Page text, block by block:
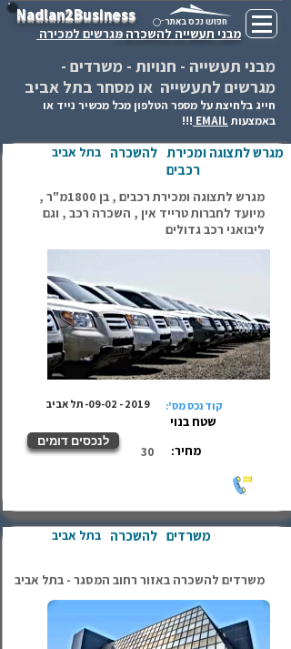
Nadlan2Business חפוש נכס באתר
מבני תעשייה להשכרה -מגרשים למכירה
מבני תעשייה - חנויות - משרדים -
מגרשים לתעשייה או מסחר בתל אביב
חייג בלחיצת על מספר הטלפון מכל מכשיר נייד או
באמצעות EMAIL
!!!
בתל אביב
מגרש לתצוגה ומכירת
רכבים
להשכרה
מגרש לתצוגה ומכירת רכבים , בן 1800מ"ר ,
מיועד לחברות טרייד אין , השכרה רכב , וגם
ליבואני רכב גדולים
קוד נכס מס':
לנכסים דומים
2019 - 09-02 - תל אביב
שטח בנוי
מחיר:
30
בתל אביב משרדים להשכרה
משרדים להשכרה באזור רחוב המסגר - בתל אביב